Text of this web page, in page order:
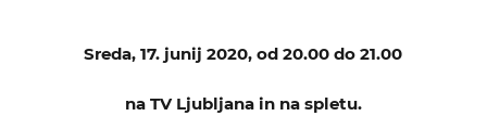
Sreda, 17. junij 2020, od 20.00 do 21.00
na TV Ljubljana in na spletu.